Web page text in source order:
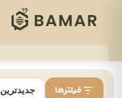
فیلترها